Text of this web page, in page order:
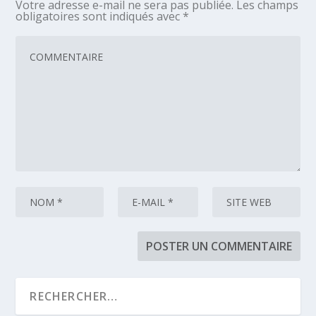
Votre adresse e-mail ne sera pas publiée. Les champs
obligatoires sont indiqués avec *